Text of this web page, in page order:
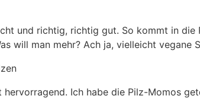
und richtig, richtig gut. So kommt in
will man mehr? Ach ja, vielleicht
hervorragend. Ich habe die Pilz-Momos